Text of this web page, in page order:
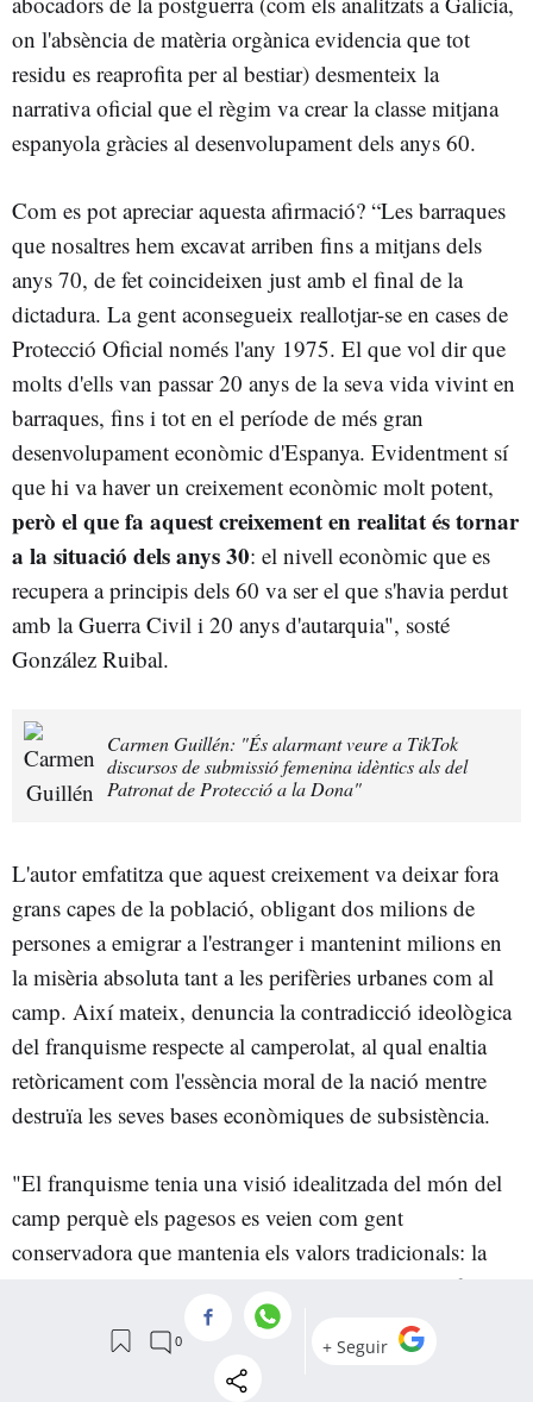
on l'absència de matèria orgànica evidencia que tot
residu es reaprofita per al bestiar) desmenteix la
narrativa oficial que el règim va crear la classe mitjana
espanyola gràcies al desenvolupament dels anys 60.
Com es pot apreciar aquesta afirmació? “Les barraques
que nosaltres hem excavat arriben fins a mitjans dels
anys 70, de fet coincideixen just amb el final de la
dictadura. La gent aconsegueix reallotjar-se en cases de
Protecció Oficial només l'any 1975. El que vol dir que
molts d'ells van passar 20 anys de la seva vida vivint en
barraques, fins i tot en el període de més gran
desenvolupament econòmic d'Espanya. Evidentment sí
que hi va haver un creixement econòmic molt potent,
però el que fa aquest creixement en realitat és tornar
a la situació dels anys 30: el nivell econòmic que es
recupera a principis dels 60 va ser el que s'havia perdut
amb la Guerra Civil i 20 anys d'autarquia", sosté
González Ruibal.
Carmen Guillén: "És alarmant veure a TikTok
discursos de submissió femenina idèntics als del
Patronat de Protecció a la Dona"
L'autor emfatitza que aquest creixement va deixar fora
grans capes de la població, obligant dos milions de
persones a emigrar a l'estranger i mantenint milions en
la misèria absoluta tant a les perifèries urbanes com al
camp. Així mateix, denuncia la contradicció ideològica
del franquisme respecte al camperolat, al qual enaltia
retòricament com l'essència moral de la nació mentre
destruïa les seves bases econòmiques de subsistència.
"El franquisme tenia una visió idealitzada del món del
camp perquè els pagesos es veien com gent
conservadora que mantenia els valors tradicionals: la
religió, el criteri d'autoritat. I alhora se'ls està aixafant
contínuament, es destrueixen les seves possibilitats de
vida. Construeixen aquests poblats de colonització, que
eren un fenomen realment de control d'aquestes